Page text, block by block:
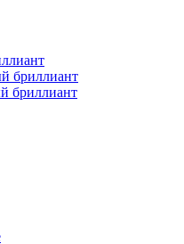
бриллиант
бриллиант